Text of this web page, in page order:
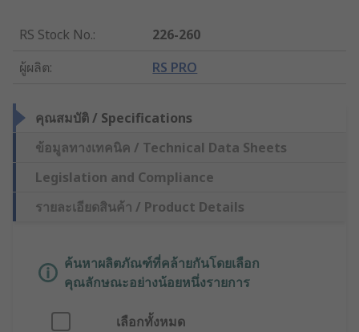
RS Stock No.:
226-260
ผู้ผลิต: RS PRO
คุณสมบัติ / Specifications
ข้อมูลทางเทคนิค / Technical Data Sheets
Legislation and Compliance
รายละเอียดสินค้า / Product Details
ค้นหาผลิตภัณฑ์ที่คล้ายกันโดยเลือก
คุณลักษณะอย่างน้อยหนึ่งรายการ
เลือกทั้งหมด